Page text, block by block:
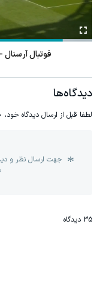
فوتبال
دیدگاه‌ها
لطفا قبل از ارسال دیدگاه خود،
جهت ارسال نظر و
35 دیدگاه